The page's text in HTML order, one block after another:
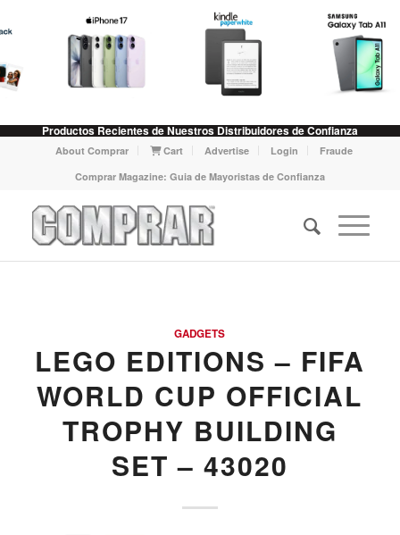
Productos Recientes de Nuestros Distribuidores de Confianza
About Comprar Cart Advertise Login
Fraude
Comprar Magazine: Guia de Mayoristas de Confianza
GADGETS
LEGO EDITIONS – FIFA
WORLD CUP OFFICIAL
TROPHY BUILDING
SET – 43020